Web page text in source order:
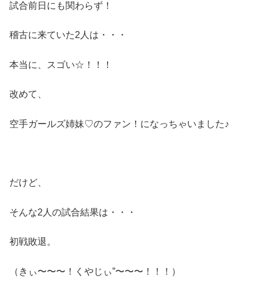
試合前日にも関わらず！
稽古に来ていた2人は・・・
本当に、スゴい☆！！！
改めて、
空手ガールズ姉妹♡のファン！になっちゃいました♪
だけど、
そんな2人の試合結果は・・・
初戦敗退。
（きぃ〜〜〜！くやじぃ”〜〜〜！！！）